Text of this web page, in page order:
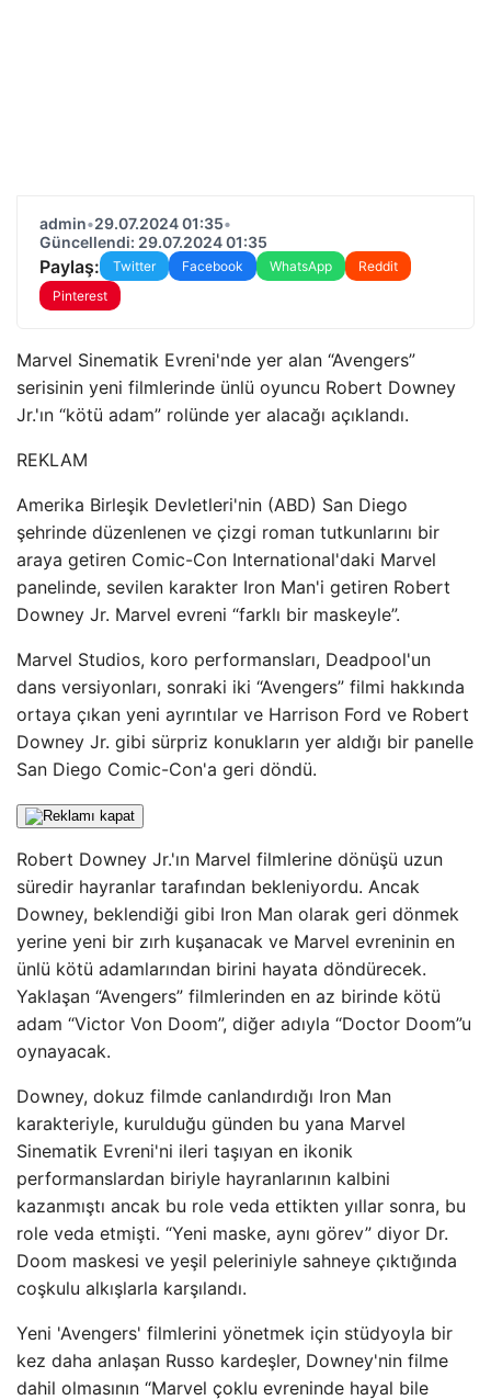
admin•29.07.2024 01:35•
Güncellendi: 29.07.2024 01:35
Paylaş: Twitter Facebook WhatsApp
Reddit
Pinterest
Marvel Sinematik Evreni'nde yer alan “Avengers”
serisinin yeni filmlerinde ünlü oyuncu Robert Downey
Jr.'ın “kötü adam” rolünde yer alacağı açıklandı.
REKLAM
Amerika Birleşik Devletleri'nin (ABD) San Diego
şehrinde düzenlenen ve çizgi roman tutkunlarını bir
araya getiren Comic-Con International'daki Marvel
panelinde, sevilen karakter Iron Man'i getiren Robert
Downey Jr. Marvel evreni “farklı bir maskeyle”.
Marvel Studios, koro performansları, Deadpool'un
dans versiyonları, sonraki iki “Avengers” filmi hakkında
ortaya çıkan yeni ayrıntılar ve Harrison Ford ve Robert
Downey Jr. gibi sürpriz konukların yer aldığı bir panelle
San Diego Comic-Con'a geri döndü.
Robert Downey Jr.'ın Marvel filmlerine dönüşü uzun
süredir hayranlar tarafından bekleniyordu. Ancak
Downey, beklendiği gibi Iron Man olarak geri dönmek
yerine yeni bir zırh kuşanacak ve Marvel evreninin en
ünlü kötü adamlarından birini hayata döndürecek.
Yaklaşan “Avengers” filmlerinden en az birinde kötü
adam “Victor Von Doom”, diğer adıyla “Doctor Doom”u
oynayacak.
Downey, dokuz filmde canlandırdığı Iron Man
karakteriyle, kurulduğu günden bu yana Marvel
Sinematik Evreni'ni ileri taşıyan en ikonik
performanslardan biriyle hayranlarının kalbini
kazanmıştı ancak bu role veda ettikten yıllar sonra, bu
role veda etmişti. “Yeni maske, aynı görev” diyor Dr.
Doom maskesi ve yeşil peleriniyle sahneye çıktığında
coşkulu alkışlarla karşılandı.
Yeni 'Avengers' filmlerini yönetmek için stüdyoyla bir
kez daha anlaşan Russo kardeşler, Downey'nin filme
dahil olmasının “Marvel çoklu evreninde hayal bile